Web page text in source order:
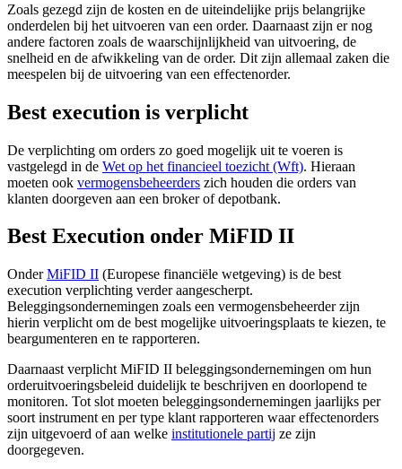
Zoals gezegd zijn de kosten en de uiteindelijke prijs belangrijke
onderdelen bij het uitvoeren van een order. Daarnaast zijn er nog
andere factoren zoals de waarschijnlijkheid van uitvoering, de
snelheid en de afwikkeling van de order. Dit zijn allemaal zaken die
meespelen bij de uitvoering van een effectenorder.
Best execution is verplicht
De verplichting om orders zo goed mogelijk uit te voeren is
vastgelegd in de Wet op het financieel toezicht (Wft). Hieraan
moeten ook vermogensbeheerders zich houden die orders van
klanten doorgeven aan een broker of depotbank.
Best Execution onder MiFID II
OnderMiFID II (Europese financiële wetgeving) is de best
execution verplichting verder aangescherpt.
Beleggingsondernemingen zoals een vermogensbeheerder zijn
hierin verplicht om de best mogelijke uitvoeringsplaats te kiezen, te
beargumenteren en te rapporteren.
Daarnaast verplicht MiFID II beleggingsondernemingen om hun
orderuitvoeringsbeleid duidelijk te beschrijven en doorlopend te
monitoren. Tot slot moeten beleggingsondernemingen jaarlijks per
soort instrument en per type klant rapporteren waar effectenorders
zijn uitgevoerd of aan welke institutionele partij ze zijn
doorgegeven.